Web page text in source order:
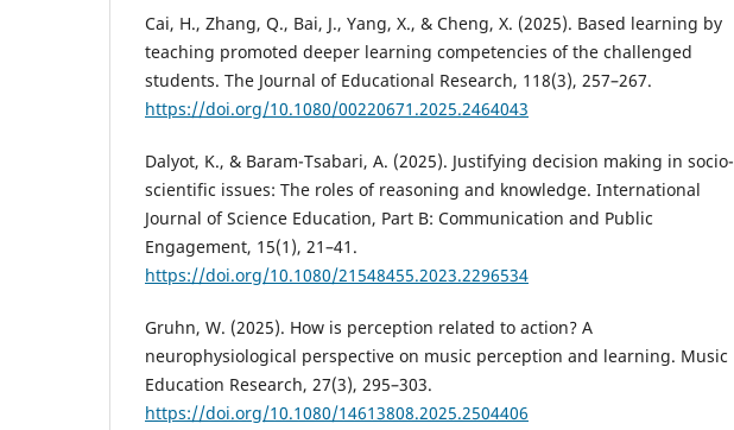
Cai, H., Zhang, Q., Bai, J., Yang, X., & Cheng, X. (2025). Based learning by
teaching promoted deeper learning competencies of the challenged
students. The Journal of Educational Research, 118(3), 257–267.
https://doi.org/10.1080/00220671.2025.2464043
Dalyot, K., & Baram-Tsabari, A. (2025). Justifying decision making in socio-
scientific issues: The roles of reasoning and knowledge. International
Journal of Science Education, Part B: Communication and Public
Engagement, 15(1), 21–41.
https://doi.org/10.1080/21548455.2023.2296534
Gruhn, W. (2025). How is perception related to action? A
neurophysiological perspective on music perception and learning. Music
Education Research, 27(3), 295–303.
https://doi.org/10.1080/14613808.2025.2504406